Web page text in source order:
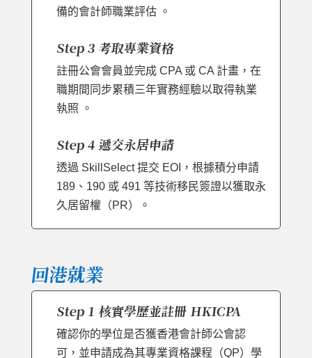
備的會計師職業評估 。
Step 3 考取專業資格
註冊公會會員並完成 CPA 或 CA 計畫，在
職期間同步累積三年實務經驗以取得執業
執照 。
Step 4 遞交永居申請
透過 SkillSelect 提交 EOI，根據積分申請
189、190 或 491 等技術移民簽證以獲取永
久居留權（PR）。
回港就業
Step 1 核實學歷並註冊 HKICPA
確認你的學位是否獲香港會計師公會認
可，並申請成為其專業資格課程（QP）學